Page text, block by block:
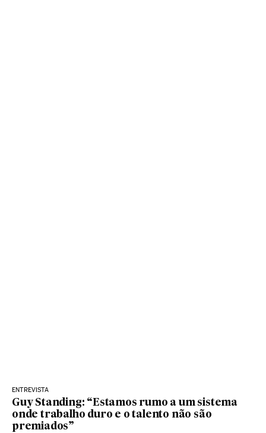
ENTREVISTA
Guy Standing: “Estamos rumo a um sistema
onde trabalho duro e o talento não são
premiados”